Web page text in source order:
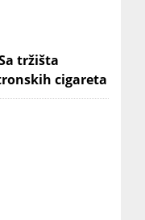
tržišta
cigareta